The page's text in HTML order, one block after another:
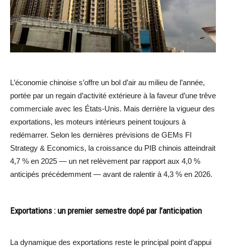
L’économie chinoise s’offre un bol d’air au milieu de l’année,
portée par un regain d’activité extérieure à la faveur d’une trêve
commerciale avec les États-Unis. Mais derrière la vigueur des
exportations, les moteurs intérieurs peinent toujours à
redémarrer. Selon les dernières prévisions de GEMs FI
Strategy & Economics, la croissance du PIB chinois atteindrait
4,7 % en 2025 — un net relèvement par rapport aux 4,0 %
anticipés précédemment — avant de ralentir à 4,3 % en 2026.
Exportations : un premier semestre dopé par l’anticipation
La dynamique des exportations reste le principal point d’appui